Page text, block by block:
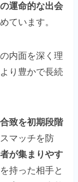
運命的な出会
ています。
内面を深く理
り豊かで長続
致を初期段階
マッチを防
が集まりやす
持った相手と